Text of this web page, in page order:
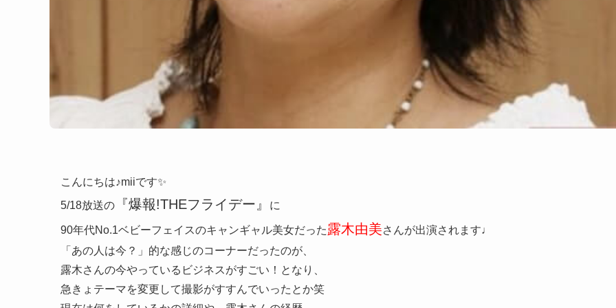
こんにちは♪miiです✨
5/18放送の
『爆報!THEフライデー』 に
90年代No.1ベビーフェイスのキャンギャル美女だった露木由美さんが出演されます♩
「あの人は今？」的な感じのコーナーだったのが、
露木さんの今やっているビジネスがすごい！となり、
急きょテーマを変更して撮影がすすんでいったとか笑